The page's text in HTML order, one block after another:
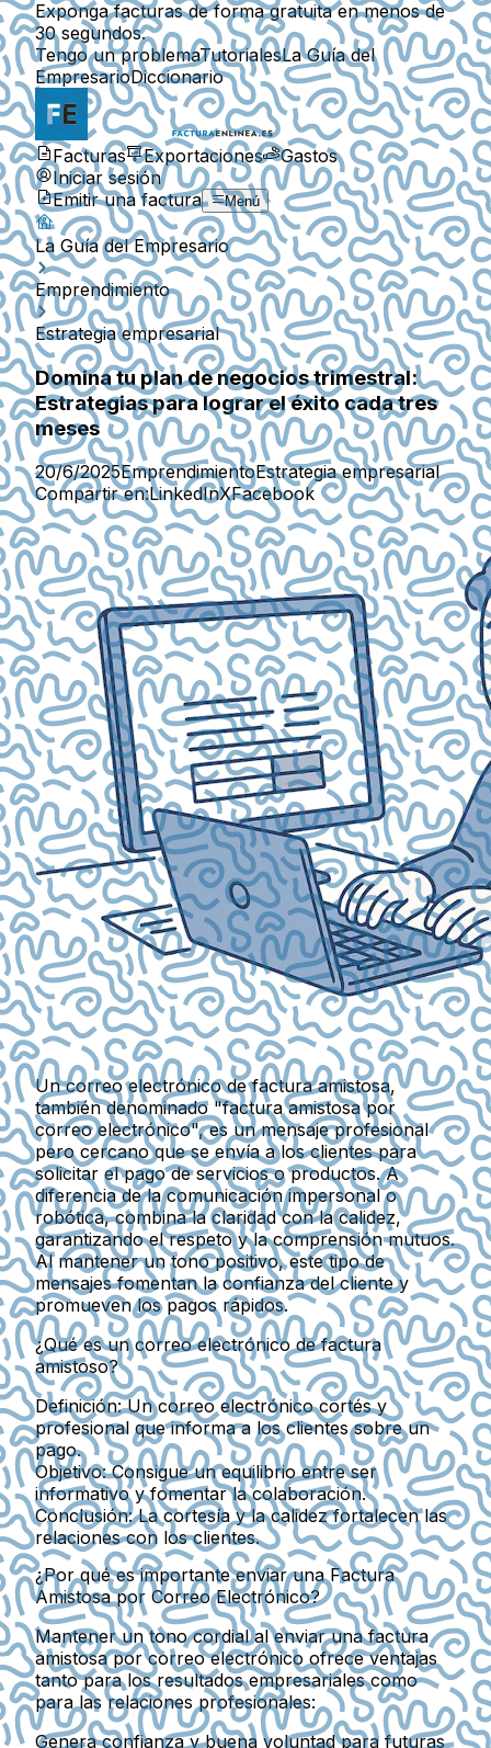
Exponga facturas de forma gratuita en menos de
30 segundos.
Tengo un problemaTutorialesLa Guía del
EmpresarioDiccionario
Facturas Exportaciones
Gastos
Iniciar sesión
Emitir una factura
Menú
La Guía del Empresario
Emprendimiento
Estrategia empresarial
Domina tu plan de negocios trimestral:
Estrategias para lograr el éxito cada tres
meses
20/6/2025EmprendimientoEstrategia empresarial
Compartir en:LinkedInXFacebook
Un correo electrónico de factura amistosa,
también denominado "factura amistosa por
correo electrónico", es un mensaje profesional
pero cercano que se envía a los clientes para
solicitar el pago de servicios o productos. A
diferencia de la comunicación impersonal o
robótica, combina la claridad con la calidez,
garantizando el respeto y la comprensión mutuos.
Al mantener un tono positivo, este tipo de
mensajes fomentan la confianza del cliente y
promueven los pagos rápidos.
¿Qué es un correo electrónico de factura
amistoso?
Definición:Un correo electrónico cortés y
profesional que informa a los clientes sobre un
pago.
Objetivo:Consigue un equilibrio entre ser
informativo y fomentar la colaboración.
Conclusión:La cortesía y la calidez fortalecen las
relaciones con los clientes.
¿Por qué es importante enviar una Factura
Amistosa por Correo Electrónico?
Mantener un tono cordial al enviar una factura
amistosa por correo electrónico ofrece ventajas
tanto para los resultados empresariales como
para las relaciones profesionales:
Genera confianza y buena voluntad para futuras